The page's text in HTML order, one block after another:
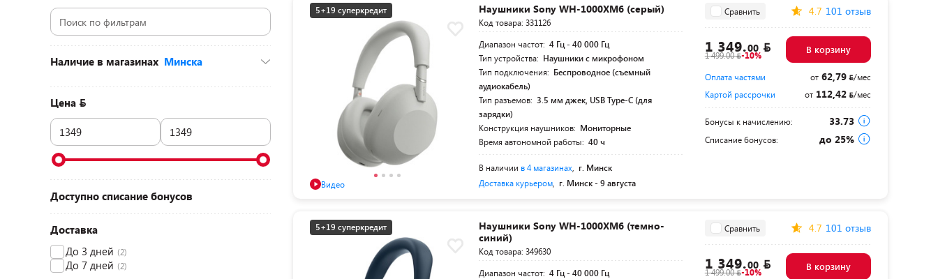
Наличие в магазинах Минска
ул. Мстиславца, 11 (ТЦ «Dana Mall», 3
этаж)
пр-т Дзержинского, 104-2 (ТЦ «Титан», 1
этаж)
ул. Притыцкого, 156 (ТЦ «GreenCity», 2
этаж)
ул. Корженевского, 26 (ТЦ «Корона», 1
этаж)
пр-т Партизанский, 79 (ТЦ «Prizma»,
цокольный этаж) (3)
пр-т Победителей, 9 (ТРЦ «Галерея
Минск», 4 этаж)
Цена
Доступно списание бонусов
Доставка
До 3 дней (2)
До 7 дней (2)
5+19 суперкредит
Видео
Наушники Sony WH-1000XM6 (серый)
Код товара: 331126
Диапазон частот: 4 Гц - 40 000 Гц
Тип устройства: Наушники с микрофоном
Тип подключения: Беспроводное (съемный
аудиокабель)
Тип разъемов: 3.5 мм джек, USB Type-C (для
зарядки)
Конструкция наушников: Мониторные
Время автономной работы: 40 ч
В наличии в 4 магазинах г. Минск
Доставка курьером г. Минск -9 августа
Сравнить 4.7 101 отзыв
1 349.00
1 499.00 -10% В корзину
Оплата частями от62,79
/мес
Картой рассрочки
от112,42 /мес
Бонусы к начислению: 33.73
Списание бонусов: до 25%
5+19 суперкредит
Наушники Sony WH-1000XM6 (темно-
синий)
Код товара: 349630
Диапазон частот: 4 Гц - 40 000 Гц
Сравнить 4.7 101 отзыв
1 349.00
1 499.00 -10% В корзину